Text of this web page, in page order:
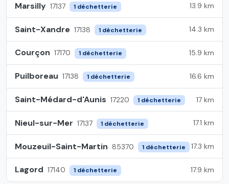
Marsilly 17137 1 déchetterie 13.9 km
Saint-Xandre 17138 1 déchetterie 14.3 km
Courçon 17170 1 déchetterie 15.9 km
Puilboreau 17138 1 déchetterie 16.6 km
Saint-Médard-d'Aunis 17220 1 déchetterie 17 km
Nieul-sur-Mer 17137 1 déchetterie 17.1 km
Mouzeuil-Saint-Martin 85370 1 déchetterie 17.3 km
Lagord 17140 1 déchetterie 17.9 km